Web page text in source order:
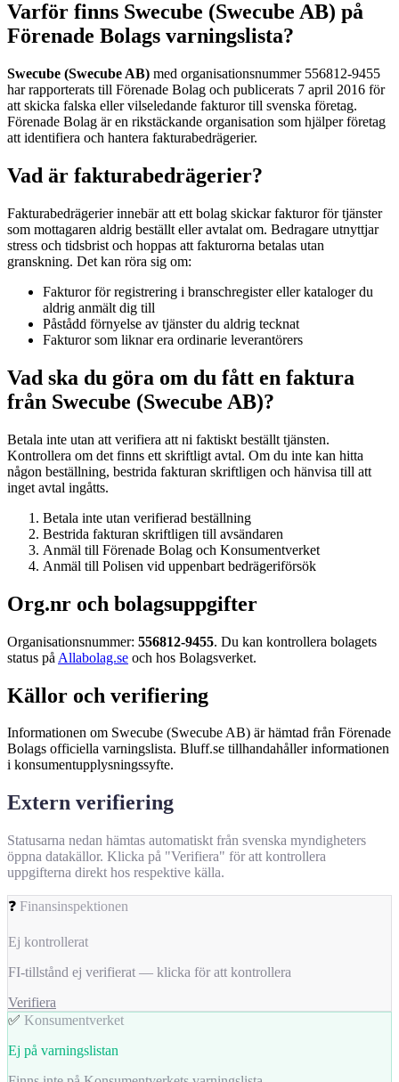
Varför finns Swecube (Swecube AB) på
Förenade Bolags varningslista?
Swecube (Swecube AB) med organisationsnummer 556812-9455
har rapporterats till Förenade Bolag och publicerats 7 april 2016 för
att skicka falska eller vilseledande fakturor till svenska företag.
Förenade Bolag är en rikstäckande organisation som hjälper företag
att identifiera och hantera fakturabedrägerier.
Vad är fakturabedrägerier?
Fakturabedrägerier innebär att ett bolag skickar fakturor för tjänster
som mottagaren aldrig beställt eller avtalat om. Bedragare utnyttjar
stress och tidsbrist och hoppas att fakturorna betalas utan
granskning. Det kan röra sig om:
Fakturor för registrering i branschregister eller kataloger du
aldrig anmält dig till
Påstådd förnyelse av tjänster du aldrig tecknat
Fakturor som liknar era ordinarie leverantörers
Vad ska du göra om du fått en faktura
från Swecube (Swecube AB)?
Betala inte utan att verifiera att ni faktiskt beställt tjänsten.
Kontrollera om det finns ett skriftligt avtal. Om du inte kan hitta
någon beställning, bestrida fakturan skriftligen och hänvisa till att
inget avtal ingåtts.
Betala inte utan verifierad beställning
Bestrida fakturan skriftligen till avsändaren
Anmäl till Förenade Bolag och Konsumentverket
Anmäl till Polisen vid uppenbart bedrägeriförsök
Org.nr och bolagsuppgifter
Organisationsnummer: 556812-9455. Du kan kontrollera bolagets
status på Allabolag.se och hos Bolagsverket.
Källor och verifiering
Informationen om Swecube (Swecube AB) är hämtad från Förenade
Bolags officiella varningslista. Bluff.se tillhandahåller informationen
i konsumentupplysningssyfte.
Extern verifiering
Statusarna nedan hämtas automatiskt från svenska myndigheters
öppna datakällor. Klicka på "Verifiera" för att kontrollera
uppgifterna direkt hos respektive källa.
❓ Finansinspektionen
Ej kontrollerat
FI-tillstånd ej verifierat — klicka för att kontrollera
Verifiera
✅ Konsumentverket
Ej på varningslistan